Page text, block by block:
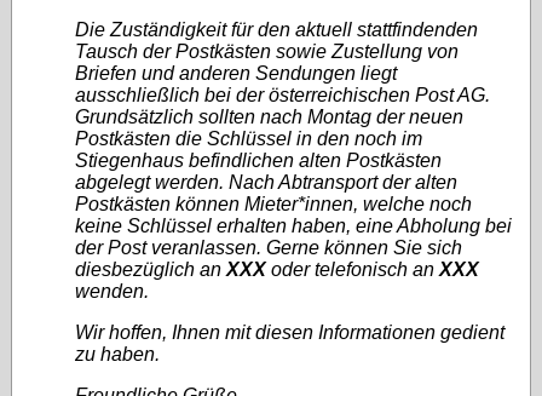
Die Zuständigkeit für den aktuell stattfindenden
Tausch der Postkästen sowie Zustellung von
Briefen und anderen Sendungen liegt
ausschließlich bei der österreichischen Post AG.
Grundsätzlich sollten nach Montag der neuen
Postkästen die Schlüssel in den noch im
Stiegenhaus befindlichen alten Postkästen
abgelegt werden. Nach Abtransport der alten
Postkästen können Mieter*innen, welche noch
keine Schlüssel erhalten haben, eine Abholung bei
der Post veranlassen. Gerne können Sie sich
diesbezüglich an XXXoder telefonisch an XXX
wenden.
Wir hoffen, Ihnen mit diesen Informationen gedient
zu haben.